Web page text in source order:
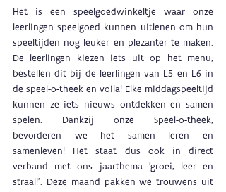
Het is een speelgoedwinkeltje waar onze
leerlingen speelgoed kunnen uitlenen om hun
speeltijden nog leuker en plezanter te maken.
De leerlingen kiezen iets uit op het menu,
bestellen dit bij de leerlingen van L5 en L6 in
de speel-o-theek en voila! Elke middagspeeltijd
kunnen ze iets nieuws ontdekken en samen
spelen. Dankzij onze Speel-o-theek,
bevorderen we het samen leren en
samenleven! Het staat dus ook in direct
verband met ons jaarthema 'groei, leer en
straal!'. Deze maand pakken we trouwens uit